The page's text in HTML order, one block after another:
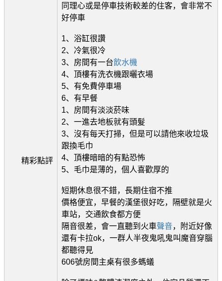
精彩點評
同理心或是停車技術較差的住客，會非常不
好停車
1、浴缸很讚
2、冷氣很冷
3、房間有一台飲水機
4、頂樓有洗衣機跟曬衣場
5、有免費停車場
6、有早餐
1、房間有淡淡菸味
2、一進去地板就有頭髮
3、沒有每天打掃，但是可以請他來收垃圾
跟換毛巾
4、頂樓暗暗的有點恐怖
5、毛巾是薄的，個人喜歡厚的
短期休息很不錯，長期住宿不推
價格便宜，早餐的漢堡很好吃，隔壁就是火
車站，交通飲食都方便
隔音很差，會一直聽到火車聲音，附近好像
還有卡拉ok，一群人半夜鬼吼鬼叫魔音穿腦
都聽得見
606號房間主桌有很多螞蟻